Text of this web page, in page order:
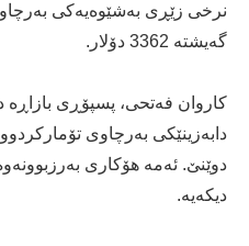
نرخی زێڕی بەشێوەیەکی
گەیشتە 3362 دۆلار.
کاروان فەتحی، پسپۆڕی بازاڕە
دابەزینێکی بەرچاوی
دوێنێ. ئەمە هۆکاری
دیکەیە.